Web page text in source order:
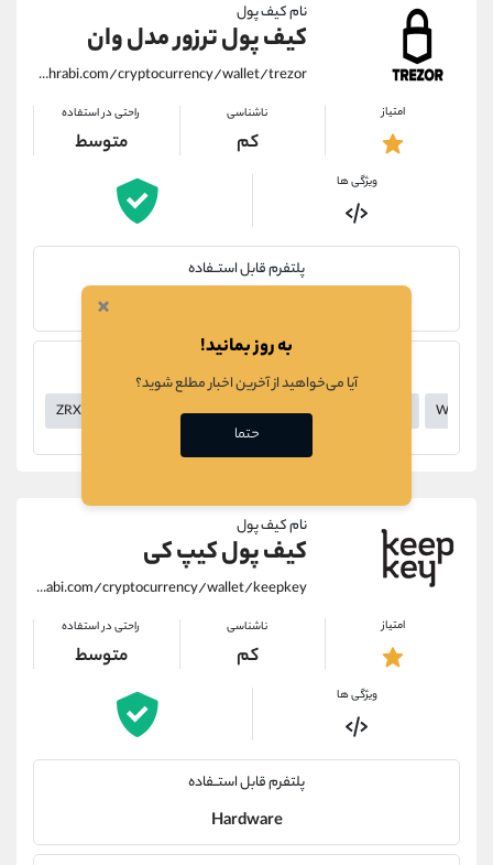
نام کیف پول
کیف پول ترزور مدل وان
https://alirezamehrabi.com/cryptocurrency/wallet/trezor
امتیاز ناشناسی
کم
راحتی در استفاده
متوسط
ویژگی ها
پلتفرم قابل استــفاده
ZRX YOUC YFI XYO WILD
نام کیف پول
کیف پول کیپ کی
https://alirezamehrabi.com/cryptocurrency/wallet/keepkey
امتیاز ناشناسی
کم
راحتی در استفاده
متوسط
ویژگی ها
پلتفرم قابل استــفاده
Hardware
×
به روز بمانید!
آیا می‌خواهید از آخرین اخبار مطلع شوید؟
حتما